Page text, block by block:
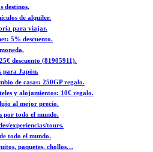
destinos.
de alquiler.
para viajar.
5% descuento.
descuento (81905911).
para Japón.
de casas: 250GP regalo.
y alojamientos: 10€ regalo.
al mejor precio.
por todo el mundo.
experiencias/tours.
todo el mundo.
paquetes, chollos…